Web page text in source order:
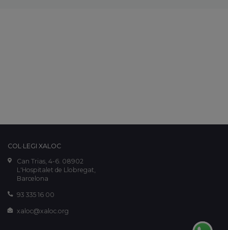
COL·LEGI XALOC
Can Trias, 4-6. 08902
L'Hospitalet de Llobregat,
Barcelona
93 335 16 00
xaloc@xaloc.org